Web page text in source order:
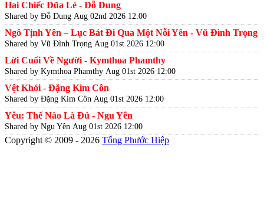
Hai Chiếc Đũa Lẻ - Đỗ Dung
Shared by Đỗ Dung Aug 02nd 2026 12:00
Ngô Tịnh Yên – Lục Bát Đi Qua Một Nỗi Yên - Vũ Đình Trọng
Shared by Vũ Đình Trọng Aug 01st 2026 12:00
Lời Cuối Về Người - Kymthoa Phamthy
Shared by Kymthoa Phamthy Aug 01st 2026 12:00
Vệt Khói - Đặng Kim Côn
Shared by Đặng Kim Côn Aug 01st 2026 12:00
Yêu: Thế Nào Là Đủ - Ngu Yên
Shared by Ngu Yên Aug 01st 2026 12:00
Copyright © 2009 - 2026 Tống Phước Hiệp